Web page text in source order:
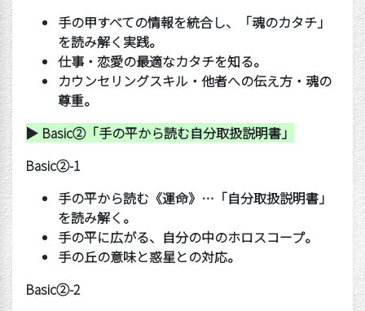
手の甲すべての情報を統合し、「魂のカタチ」
を読み解く実践。
仕事・恋愛の最適なカタチを知る。
カウンセリングスキル・他者への伝え方・魂の
尊重。
▶ Basic②「手の平から読む自分取扱説明書」
Basic②-1
手の平から読む《運命》 … 「自分取扱説明書」
を読み解く。
手の平に広がる、自分の中のホロスコープ。
手の丘の意味と惑星との対応。
Basic②-2